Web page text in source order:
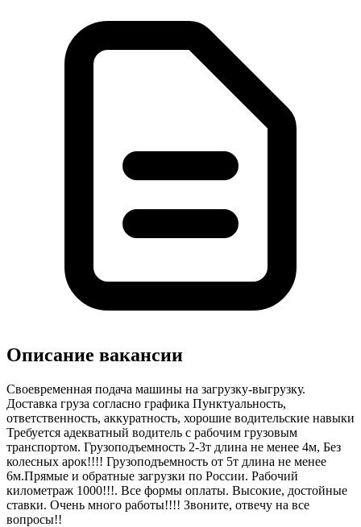
Описание вакансии
Своевременная подача машины на загрузку-выгрузку.
Доставка груза согласно графика Пунктуальность,
ответственность, аккуратность, хорошие водительские навыки
Требуется адекватный водитель с рабочим грузовым
транспортом. Грузоподъемность 2-3т длина не менее 4м, Без
колесных арок!!!! Грузоподъемность от 5т длина не менее
6м.Прямые и обратные загрузки по России. Рабочий
километраж 1000!!!. Все формы оплаты. Высокие, достойные
ставки. Очень много работы!!!! Звоните, отвечу на все
вопросы!!